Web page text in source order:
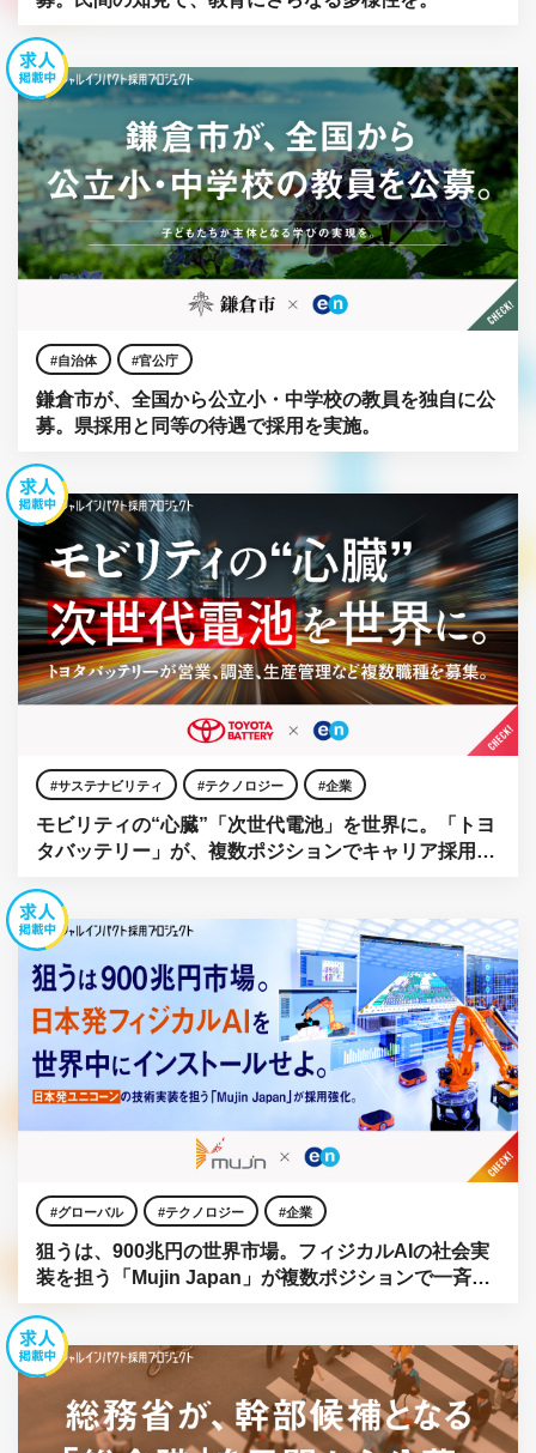
自治体 官公庁
鎌倉市が、全国から公立小・中学校の教員を独自に公
募。県採用と同等の待遇で採用を実施。
サステナビリティ テクノロジー 企業
モビリティの“心臓”「次世代電池」を世界に。「トヨ
タバッテリー」が、複数ポジションでキャリア採用を
グローバル テクノロジー 企業
狙うは、900兆円の世界市場。フィジカルAIの社会実
装を担う「Mujin Japan」が複数ポジションで一斉公
募。